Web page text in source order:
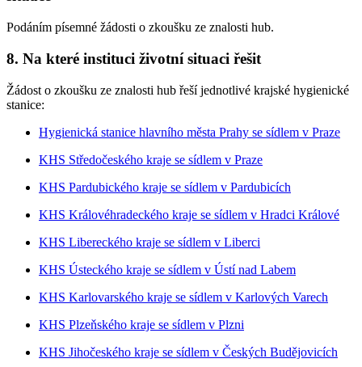
Podáním písemné žádosti o zkoušku ze znalosti hub.
8. Na které instituci životní situaci řešit
Žádost o zkoušku ze znalosti hub řeší jednotlivé krajské hygienické
stanice:
Hygienická stanice hlavního města Prahy se sídlem v Praze
KHS Středočeského kraje se sídlem v Praze
KHS Pardubického kraje se sídlem v Pardubicích
KHS Královéhradeckého kraje se sídlem v Hradci Králové
KHS Libereckého kraje se sídlem v Liberci
KHS Ústeckého kraje se sídlem v Ústí nad Labem
KHS Karlovarského kraje se sídlem v Karlových Varech
KHS Plzeňského kraje se sídlem v Plzni
KHS Jihočeského kraje se sídlem v Českých Budějovicích